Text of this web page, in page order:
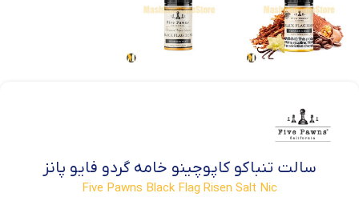
سالت تنباکو کاپوچینو خامه گردو فایو پانز
Five Pawns Black Flag Risen Salt Nic